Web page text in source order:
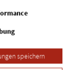
speichern